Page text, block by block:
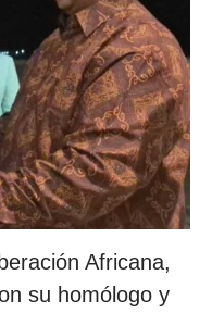
Africana,
su homólogo y